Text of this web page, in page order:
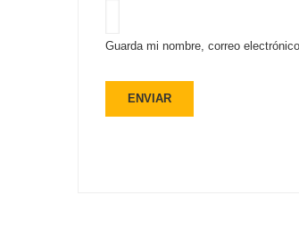
Guarda mi nombre, correo